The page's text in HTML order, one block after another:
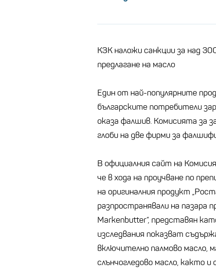
КЗК наложи санкции за над
предлагане на масло
Един от най-популярните
българските потребители
оказа фалшив. Комисията за
глоби на две фирми за
В официалния сайт на
че в хода на проучване по
на оригиналния продукт
разпространявали на пазара
Markenbutter“, представян
изследвания показват
включително палмово масло,
слънчогледово масло, както и